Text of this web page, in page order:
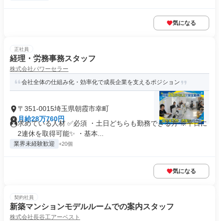
気になる
正社員
経理・労務事務スタッフ
株式会社パワーセラー
会社全体の仕組み化・効率化で成長企業を支えるポジション
〒351-0015埼玉県朝霞市幸町
月給28万760円
求めている人材 ✅必須 ・土日どちらも勤務できる方 ※平日に
2連休を取得可能✨ ・基本...
業界未経験歓迎 +20個
気になる
契約社員
新築マンションモデルルームでの案内スタッフ
株式会社長谷工アーベスト